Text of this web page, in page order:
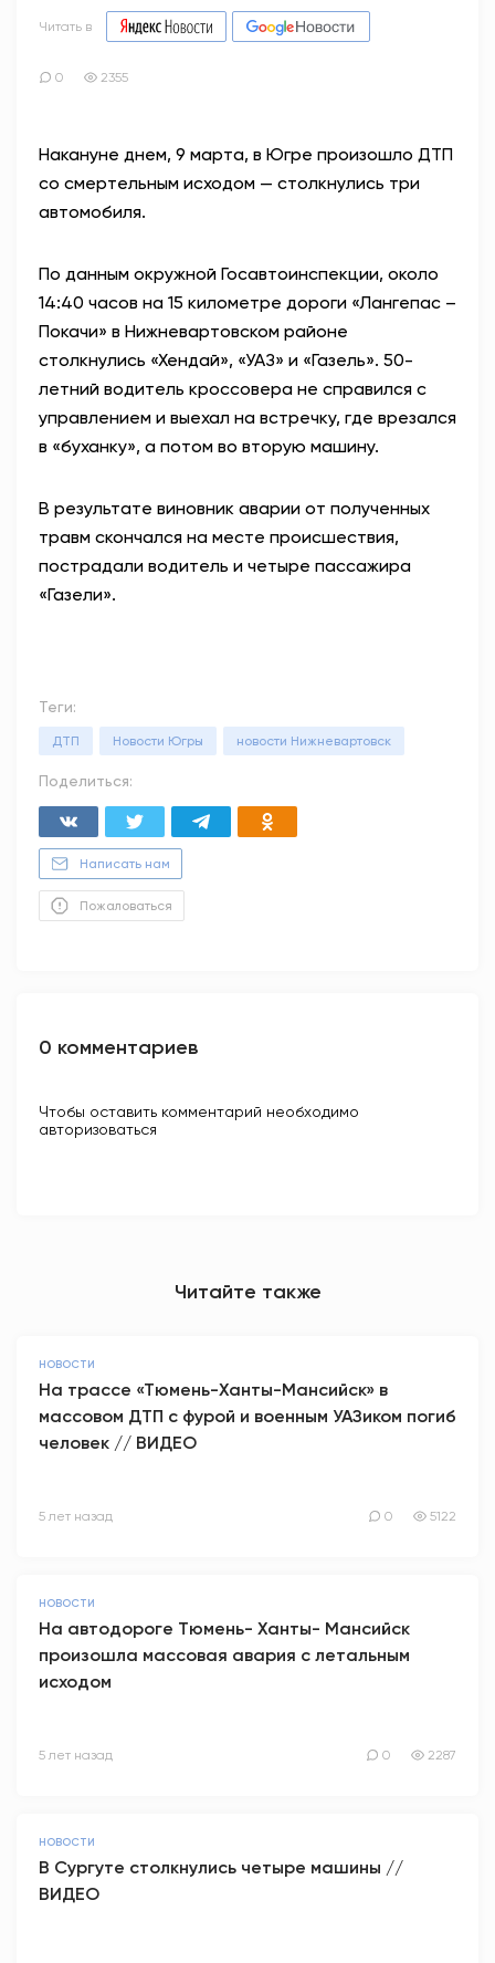
Читать в
0 2355
Накануне днем, 9 марта, в Югре произошло ДТП
со смертельным исходом — столкнулись три
автомобиля.
По данным окружной Госавтоинспекции, около
14:40 часов на 15 километре дороги «Лангепас –
Покачи» в Нижневартовском районе
столкнулись «Хендай», «УАЗ» и «Газель». 50-
летний водитель кроссовера не справился с
управлением и выехал на встречку, где врезался
в «буханку», а потом во вторую машину.
В результате виновник аварии от полученных
травм скончался на месте происшествия,
пострадали водитель и четыре пассажира
«Газели».
Теги:
ДТП Новости Югры новости Нижневартовск
Поделиться:
Написать нам
Пожаловаться
0 комментариев
Чтобы оставить комментарий необходимо
авторизоваться
Читайте также
НОВОСТИ
На трассе «Тюмень-Ханты-Мансийск» в
массовом ДТП с фурой и военным УАЗиком погиб
человек // ВИДЕО
5 лет назад 0 5122
НОВОСТИ
На автодороге Тюмень- Ханты- Мансийск
произошла массовая авария с летальным
исходом
5 лет назад 0 2287
НОВОСТИ
В Сургуте столкнулись четыре машины //
ВИДЕО